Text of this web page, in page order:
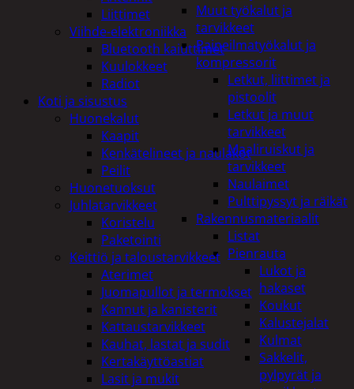
Muut työkalut ja
tarvikkeet
Paineilmatyökalut ja
kompressorit
Letkut, liittimet ja
pistoolit
Letkut ja muut
tarvikkeet
Maaliruiskut ja
tarvikkeet
Naulaimet
Pulttipyssyt ja räikät
Rakennusmateriaalit
Listat
Pienrauta
Lukot ja
hakaset
Koukut
Kalustejalat
Kulmat
Sakkelit,
pylpyrät ja
Liittimet
Viihde-elektroniikka
Bluetooth kaiuttimet
Kuulokkeet
Radiot
Koti ja sisustus
Huonekalut
Kaapit
Kenkätelineet ja naulakot
Peilit
Huonetuoksut
Juhlatarvikkeet
Koristelu
Paketointi
Keittiö ja taloustarvikkeet
Aterimet
Juomapullot ja termokset
Kannut ja kanisterit
Kattaustarvikkeet
Kauhat, lastat ja sudit
Kertakäyttöastiat
Lasit ja mukit